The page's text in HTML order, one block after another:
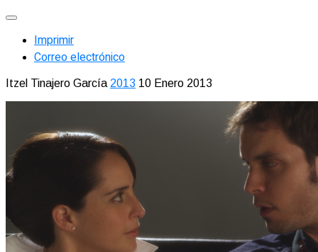
Imprimir
Correo electrónico
Itzel Tinajero García 2013 10 Enero 2013